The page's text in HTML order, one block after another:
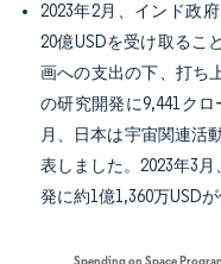
2023年2月、インド政
20億USDを受け取るこ
画への支出の下、打ち
の研究開発に9,441ク
月、日本は宇宙関連活
表しました。2023年3
発に約1億1,360万USD